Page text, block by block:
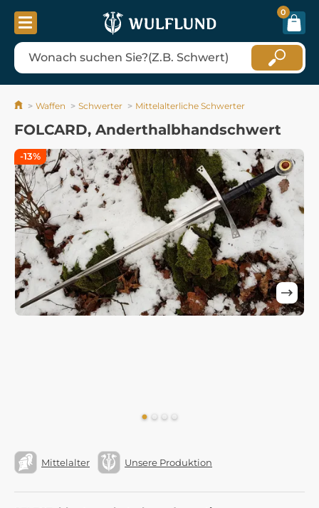
0
Waffen Schwerter Mittelalterliche Schwerter
FOLCARD, Anderthalbhandschwert
Mittelalter Unsere Produktion
-13%